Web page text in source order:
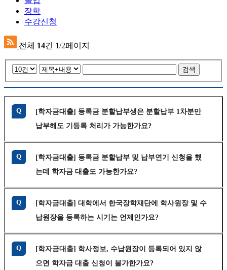
장학
수강신청
전체 14건 1/2페이지
검색
Q
[학자금대출] 등록금 분할납부생은 분할납부 1차분만
납부해도 기등록 처리가 가능한가요?
Q
[학자금대출] 등록금 분할납부 및 납부연기 신청을 했
는데 학자금 대출도 가능한가요?
Q
[학자금대출] 대학에서 한국장학재단에 학사원장 및 수
납원장을 등록하는 시기는 언제인가요?
Q
[학자금대출] 학사정보, 수납원장이 등록되어 있지 않
으면 학자금 대출 신청이 불가한가요?